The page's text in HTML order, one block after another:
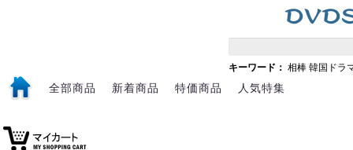
キーワード： 相棒 韓国ドラ
全部商品 新着商品 特価商品 人気特集